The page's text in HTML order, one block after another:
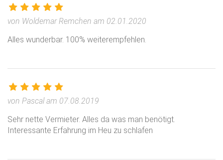
von Woldemar Remchen am 02.01.2020
Alles wunderbar. 100% weiterempfehlen.
von Pascal am 07.08.2019
Sehr nette Vermieter. Alles da was man benötigt.
Interessante Erfahrung im Heu zu schlafen